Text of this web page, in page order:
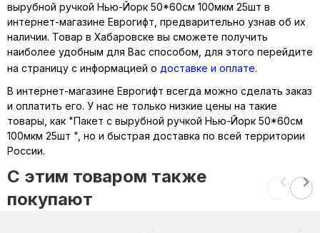
вырубной ручкой Нью-Йорк 50*60см 100мкм 25шт в
интернет-магазине Еврогифт, предварительно узнав об их
наличии. Товар в Хабаровске вы сможете получить
наиболее удобным для Вас способом, для этого перейдите
на страницу с информацией о доставке и оплате.
В интернет-магазине Еврогифт всегда можно сделать заказ
и оплатить его. У нас не только низкие цены на такие
товары, как "Пакет с вырубной ручкой Нью-Йорк 50*60см
100мкм 25шт ", но и быстрая доставка по всей территории
России.
C этим товаром также
покупают